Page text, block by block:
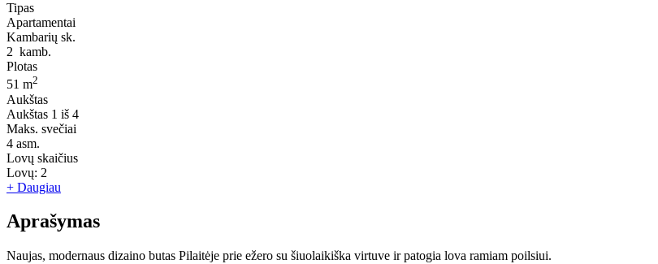
Tipas
Apartamentai
Kambarių sk.
2 kamb.
Plotas
51 m2
Aukštas
Aukštas 1 iš 4
Maks. svečiai
4 asm.
Lovų skaičius
Lovų: 2
+ Daugiau
Aprašymas
Naujas, modernaus dizaino butas Pilaitėje prie ežero su šiuolaikiška virtuve ir patogia lova ramiam poilsiui.